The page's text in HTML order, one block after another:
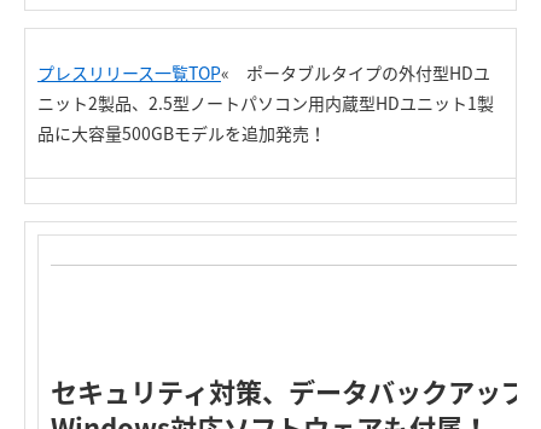
プレスリリース一覧TOP« ポータブルタイプの外付型HDユ
ニット2製品、2.5型ノートパソコン用内蔵型HDユニット1製
品に大容量500GBモデルを追加発売！
セキュリティ対策、データバックアッ